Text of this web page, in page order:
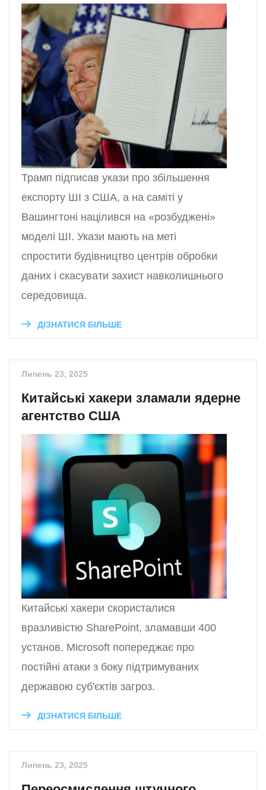
Трамп підписав укази про збільшення
експорту ШІ з США, а на саміті у
Вашингтоні націлився на «розбуджені»
моделі ШІ. Укази мають на меті
спростити будівництво центрів обробки
даних і скасувати захист навколишнього
середовища.
ДІЗНАТИСЯ БІЛЬШЕ
Липень 23, 2025
Китайські хакери зламали ядерне
агентство США
Китайські хакери скористалися
вразливістю SharePoint, зламавши 400
установ. Microsoft попереджає про
постійні атаки з боку підтримуваних
державою суб'єктів загроз.
ДІЗНАТИСЯ БІЛЬШЕ
Липень 23, 2025